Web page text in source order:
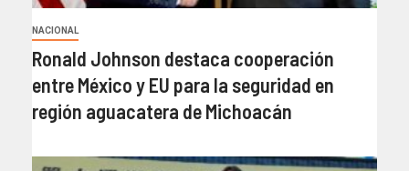
NACIONAL
Ronald Johnson destaca cooperación
entre México y EU para la seguridad en
región aguacatera de Michoacán